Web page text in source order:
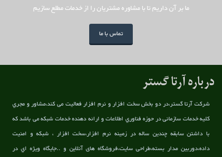
ما بر آن داریم تا با مشاوره مشتریان را از خدمات مطلع سازیم
تماس با ما
درباره آرتا گستر
شركت آرتا گستر،در دو بخش سخت افزار و نرم افزار فعالیت می کند،مشاور و مجري
کلیه خدمات سازمانی در حوزه فناوري اطلاعات و ارائه دهنده خدمات شبکه می باشد که
با داشتن سابقه چندین ساله در زمینه نرم افزار،سخت افزار ، شبکه و امنیت
داده،دوربین مدار بسته،طراحی سایت،فروشگاه های آنلاین و ..جايگاه ويژه اي در